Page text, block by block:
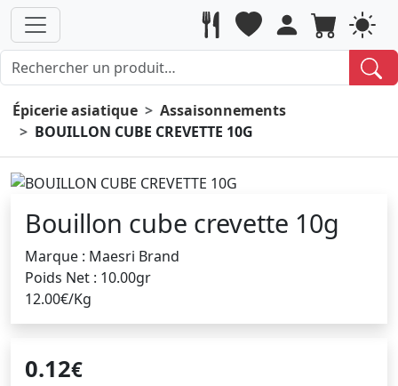
Épicerie asiatique
Assaisonnements
BOUILLON CUBE CREVETTE 10G
Bouillon cube crevette 10g
Marque : Maesri Brand
Poids Net : 10.00gr
12.00€/Kg
0.12€